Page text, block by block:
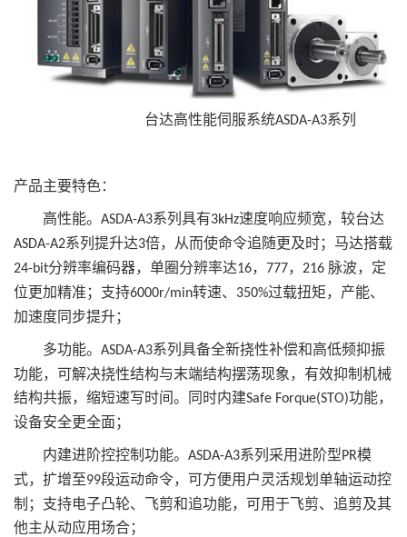
台达高性能伺服系统ASDA-A3系列
产品主要特色：
高性能。 ASDA-A3系列具有3kHz速度响应频宽，较台达
ASDA-A2系列提升达3倍，从而使命令追随更及时；马达搭载
24-bit分辨率编码器，单圈分辨率达16， 777， 216 脉波，定
位更加精准；支持6000r/min转速、 350%过载扭矩，产能、
加速度同步提升；
多功能。 ASDA-A3系列具备全新挠性补偿和高低频抑振
功能，可解决挠性结构与末端结构摆荡现象，有效抑制机械
结构共振，缩短速写时间。同时内建Safe Forque(STO)功能，
设备安全更全面；
内建进阶控控制功能。 ASDA-A3系列采用进阶型PR模
式，扩增至99段运动命令，可方便用户灵活规划单轴运动控
制；支持电子凸轮、飞剪和追功能，可用于飞剪、追剪及其
他主从动应用场合；